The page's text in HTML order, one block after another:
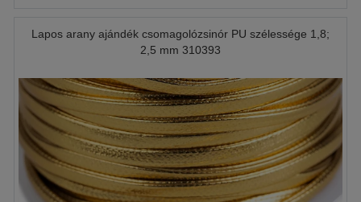
Lapos arany ajándék csomagolózsinór PU szélessége 1,8;
2,5 mm 310393